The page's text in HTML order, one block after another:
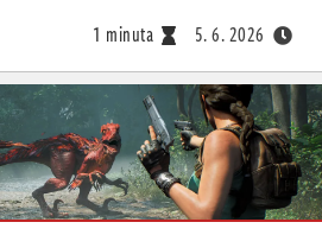
1 minuta 5. 6. 2026